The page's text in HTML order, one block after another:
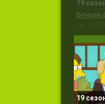
19
Вечная
Dec 16,
19